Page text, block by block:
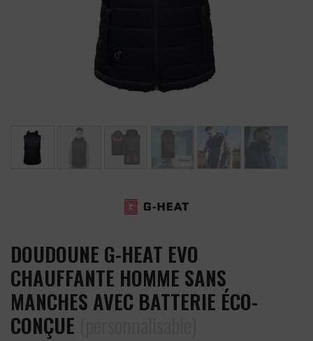
DOUDOUNE G-HEAT EVO
CHAUFFANTE HOMME SANS
MANCHES AVEC BATTERIE ÉCO-
CONÇUE